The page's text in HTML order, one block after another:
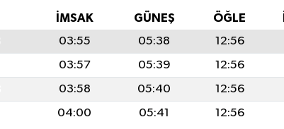
İMSAK GÜNEŞ ÖĞLE
03:55 05:38 12:56
03:57 05:39 12:56
03:58 05:40 12:56
04:00 05:41 12:56